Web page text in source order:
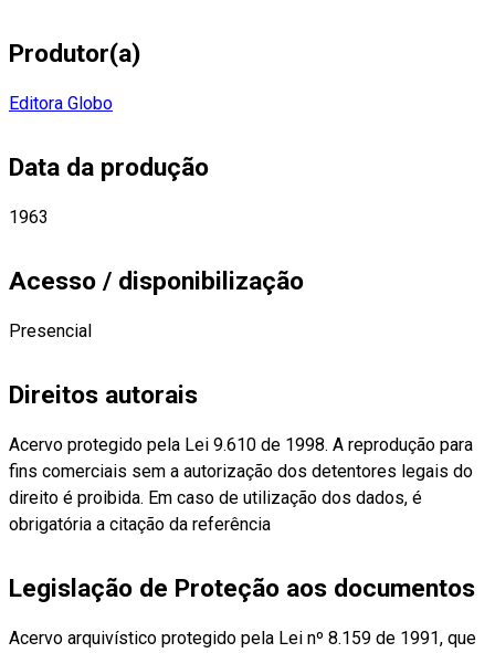
Produtor(a)
Editora Globo
Data da produção
1963
Acesso / disponibilização
Presencial
Direitos autorais
Acervo protegido pela Lei 9.610 de 1998. A reprodução para
fins comerciais sem a autorização dos detentores legais do
direito é proibida. Em caso de utilização dos dados, é
obrigatória a citação da referência
Legislação de Proteção aos documentos
Acervo arquivístico protegido pela Lei nº 8.159 de 1991, que